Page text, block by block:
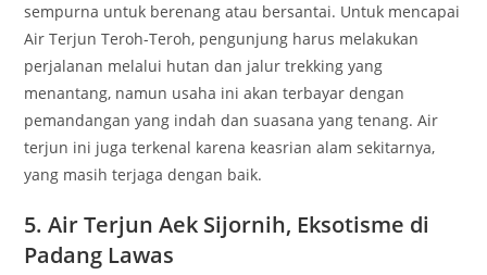
sempurna untuk berenang atau bersantai. Untuk mencapai
Air Terjun Teroh-Teroh, pengunjung harus melakukan
perjalanan melalui hutan dan jalur trekking yang
menantang, namun usaha ini akan terbayar dengan
pemandangan yang indah dan suasana yang tenang. Air
terjun ini juga terkenal karena keasrian alam sekitarnya,
yang masih terjaga dengan baik.
5. Air Terjun Aek Sijornih, Eksotisme di
Padang Lawas